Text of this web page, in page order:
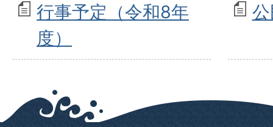
行事予定（令和8年
度）